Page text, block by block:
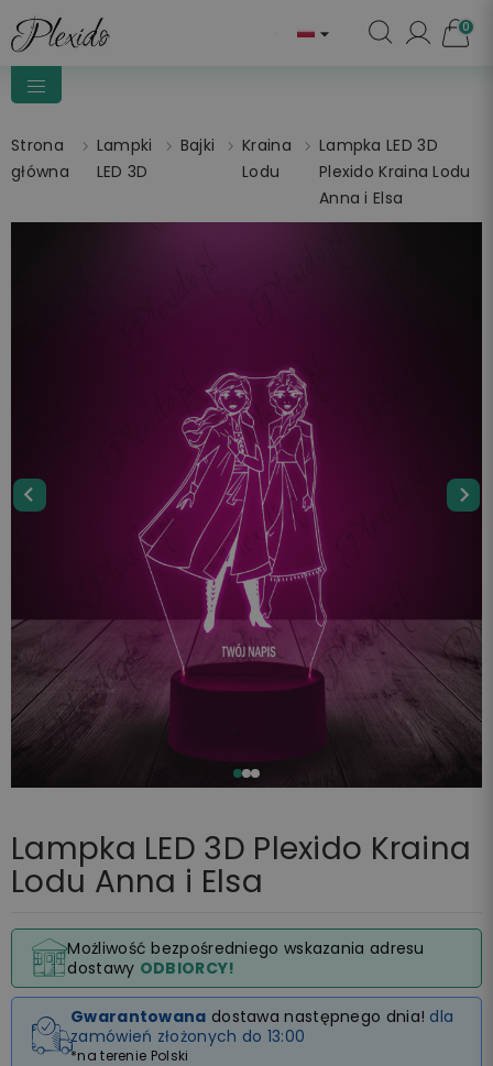
 0
Strona
główna
Lampki
LED 3D
Bajki
Kraina
Lodu
Lampka LED 3D
Plexido Kraina Lodu
Anna i Elsa
Lampka LED 3D Plexido Kraina
Lodu Anna i Elsa
Możliwość bezpośredniego wskazania adresu
dostawy ODBIORCY!
Gwarantowana dostawa następnego dnia! dla
zamówień złożonych do 13:00
*na terenie Polski